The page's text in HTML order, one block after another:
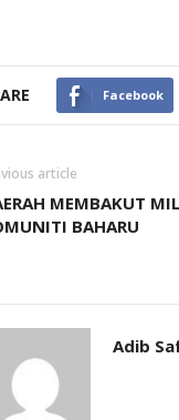
Facebook
article
MEMBAKUT
BAHARU
Adib